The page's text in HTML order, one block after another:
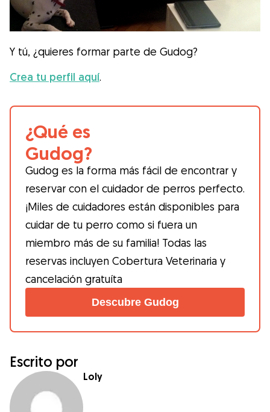
Y tú, ¿quieres formar parte de Gudog?
Crea tu perfil aquí.
¿Qué es
Gudog?
Gudog es la forma más fácil de encontrar y
reservar con el cuidador de perros perfecto.
¡Miles de cuidadores están disponibles para
cuidar de tu perro como si fuera un
miembro más de su familia! Todas las
reservas incluyen Cobertura Veterinaria y
cancelación gratuíta
Descubre Gudog
Escrito por
Loly